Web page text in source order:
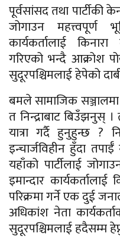
पूर्वसांसद तथा पार्टीकी
जोगाउन महत्त्वपूर्ण
कार्यकर्तालाई
गरिएको भन्दै आक्रोश
सुदूरपश्चिमलाई हेपेको
बमले सामाजिक
त निन्द्राबाट बिउँझनुस्
यात्रा गर्दै हुनुहुन्छ ?
इन्चार्जविहीन हुँदा
यहाँको पार्टीलाई
इमान्दार कार्यकर्तालाई
परिक्रमा गर्ने एक दुई
अधिकांश नेता
सुदूरपश्चिमलाई हदैसम्म